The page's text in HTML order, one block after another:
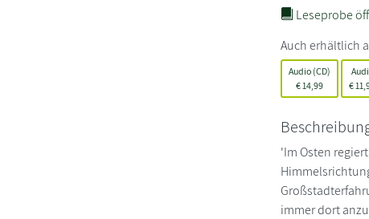
Leseprobe
Auch erhältlich
Audio (CD)
€ 14,99
€
'Im Osten
immer dort